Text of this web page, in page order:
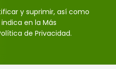
y suprimir, así como
en la Más
de Privacidad.